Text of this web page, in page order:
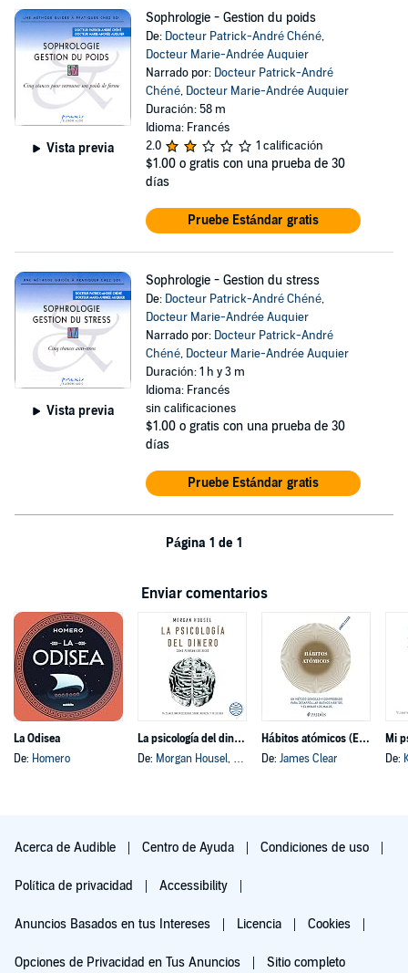
Vista previa
Sophrologie - Gestion du poids
De: Docteur Patrick-André Chéné,
Docteur Marie-Andrée Auquier
Narrado por: Docteur Patrick-André
Chéné, Docteur Marie-Andrée Auquier
Duración: 58 m
Idioma: Francés
2.0
1 calificación
$1.00 o gratis con una prueba de 30
días
Pruebe Estándar gratis
Vista previa
Sophrologie - Gestion du stress
De: Docteur Patrick-André Chéné,
Docteur Marie-Andrée Auquier
Narrado por: Docteur Patrick-André
Chéné, Docteur Marie-Andrée Auquier
Duración: 1 h y 3 m
Idioma: Francés
sin calificaciones
$1.00 o gratis con una prueba de 30
días
Pruebe Estándar gratis
Página 1 de 1
Enviar comentarios
La Odisea
De: Homero
La psicología del dinero
De: Morgan Housel, y otros
Hábitos atómicos (Español neutro)
De: James Clear
Mi
De:
Acerca de Audible Centro de Ayuda Condiciones de uso
Política de privacidad Accessibility
Anuncios Basados en tus Intereses Licencia Cookies
Opciones de Privacidad en Tus Anuncios Sitio completo